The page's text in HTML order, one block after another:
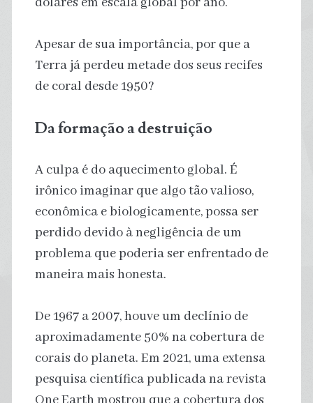
Apesar de sua importância, por que a
Terra já perdeu metade dos seus recifes
de coral desde 1950?
Da formação a destruição
A culpa é do aquecimento global. É
irônico imaginar que algo tão valioso,
econômica e biologicamente, possa ser
perdido devido à negligência de um
problema que poderia ser enfrentado de
maneira mais honesta.
De 1967 a 2007, houve um declínio de
aproximadamente 50% na cobertura de
corais do planeta. Em 2021, uma extensa
pesquisa científica publicada na revista